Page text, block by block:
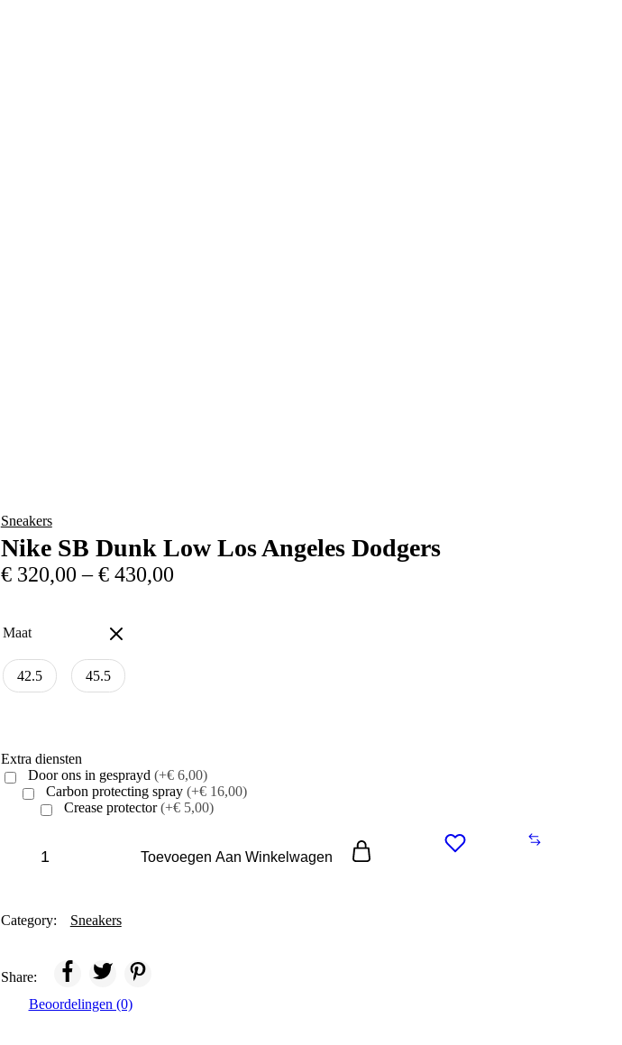
Sneakers
Nike SB Dunk Low Los Angeles Dodgers
€320,00 –€430,00
Maat
42.5 45.5
Extra diensten
Door ons in gesprayd (+€ 6,00)
Carbon protecting spray (+€ 16,00)
Crease protector(+€ 5,00)
Angeles
Toevoegen Aan Winkelwagen
Category: Sneakers
Share:
Beoordelingen (0)